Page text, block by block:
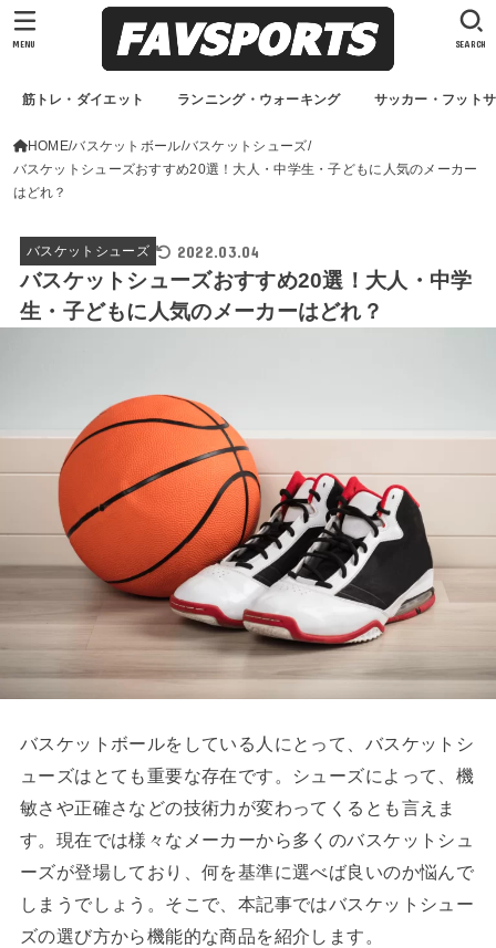
筋トレ・ダイエット ランニング・ウォーキング サッカー・フット
SEARCH
MENU
HOME バスケットボール バスケットシューズ
バスケットシューズおすすめ20選！大人・中学生・子どもに人気のメーカー
はどれ？
バスケットシューズ 2022.03.04
バスケットシューズおすすめ20選！大人・中学
生・子どもに人気のメーカーはどれ？
バスケットボールをしている人にとって、バスケットシ
ューズはとても重要な存在です。シューズによって、機
敏さや正確さなどの技術力が変わってくるとも言えま
す。現在では様々なメーカーから多くのバスケットシュ
ーズが登場しており、何を基準に選べば良いのか悩んで
しまうでしょう。そこで、本記事ではバスケットシュー
ズの選び方から機能的な商品を紹介します。